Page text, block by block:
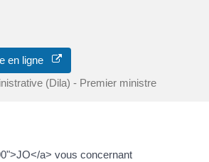
en ligne
(Dila) - Premier ministre
a> vous concernant